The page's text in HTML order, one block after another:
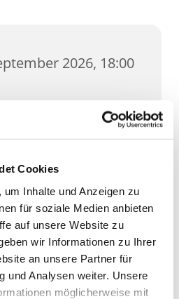
Cookies
Inhalte und Anzeigen zu
für soziale Medien anbieten
auf unsere Website zu
wir Informationen zu Ihrer
an unsere Partner für
und Analysen weiter. Unsere
möglicherweise mit
2026, 18:00
1, 99084 Erfurt